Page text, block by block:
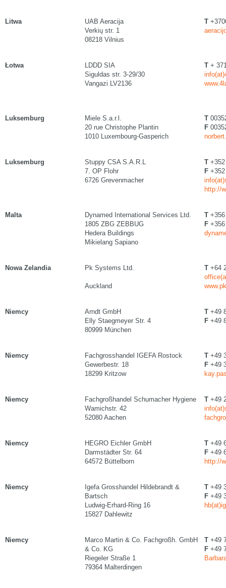
Litwa
UAB Aeracija
Verkių str. 1
08218 Vilnius
T
Łotwa
LDDD SIA
Siguldas str. 3-29/30
Vangazi LV2136
T +
Luksemburg
Miele S.a.r.l.
20 rue Christophe Plantin
1010 Luxembourg-Gasperich
T
F
Luksemburg
Stuppy CSA S.A.R.L
7. OP Flohr
6726 Grevenmacher
T
F
http://
Malta
Dynamed International Services Ltd.
1805 ZBG ZEBBUG
Hedera Buildings
Mikielang Sapiano
T
F
Nowa Zelandia Pk Systems Ltd.
Auckland
T +64
Niemcy
Arndt GmbH
Elly Staegmeyer Str. 4
80999 München
T +49
F +49
Niemcy
Fachgrosshandel IGEFA Rostock
Gewerbestr. 18
18299 Kritzow
T +49
F +49
Niemcy
Fachgroßhandel Schumacher Hygiene
Wamichstr. 42
52080 Aachen
T +49
Niemcy
HEGRO Eichler GmbH
Darmstädter Str. 64
64572 Büttelborn
T +49
F +49
http://
Niemcy
Igefa Grosshandel Hildebrandt &
Bartsch
Ludwig-Erhard-Ring 16
15827 Dahlewitz
T +49
F +49
Niemcy
Marco Martin & Co. Fachgroßh. GmbH
& Co. KG
Riegeler Straße 1
79364 Malterdingen
T +49
F +49